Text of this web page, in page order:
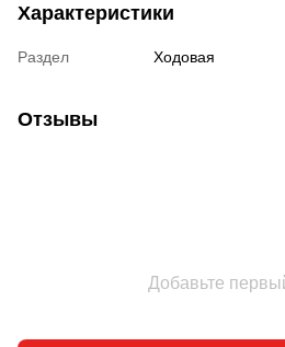
Характеристики
Раздел Ходовая
Отзывы
Добавьте